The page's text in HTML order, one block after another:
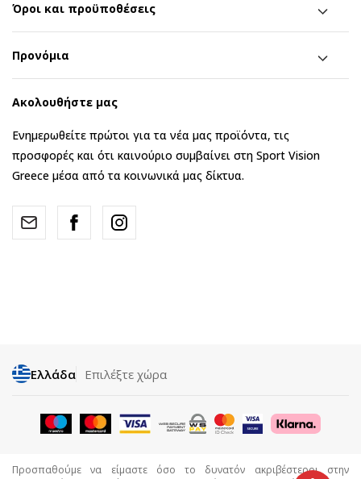
Όροι και προϋποθέσεις
Προνόμια
Ακολουθήστε μας
Ενημερωθείτε πρώτοι για τα νέα μας προϊόντα, τις
προσφορές και ότι καινούριο συμβαίνει στη Sport Vision
Greece μέσα από τα κοινωνικά μας δίκτυα.
Ελλάδα Επιλέξτε χώρα
Προσπαθούμε να είμαστε όσο το δυνατόν ακριβέστεροι στην